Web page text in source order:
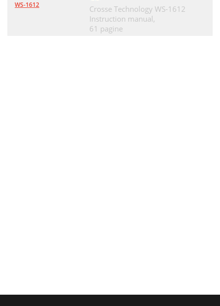
WS-1612
Crosse Technology WS-1612
Instruction manual,
61 pagine